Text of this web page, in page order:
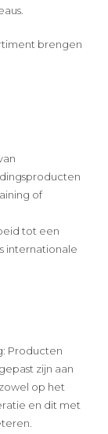
brengen
of
tot een
internationale
Producten
zijn aan
op het
en dit met